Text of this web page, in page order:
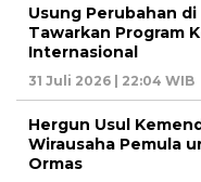
Usung Perubahan di
Tawarkan Program
Internasional
31 Juli 2026 | 22:04 WIB
Hergun Usul
Wirausaha Pemula
Ormas